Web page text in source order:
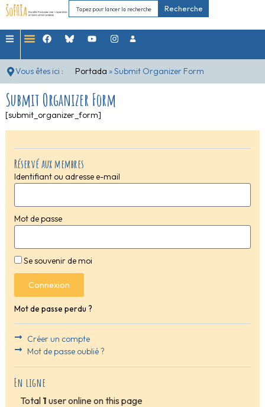
Recherche
Vous êtes ici : Portada »Submit Organizer Form
Réservé aux membres
Identifiant ou adresse e-mail
Mot de passe
Se souvenir de moi
Connexion
Mot de passe perdu ?
Créer un compte
Mot de passe oublié ?
En ligne
Total 1 user online on this page
Submit Organizer Form
[submit_organizer_form]